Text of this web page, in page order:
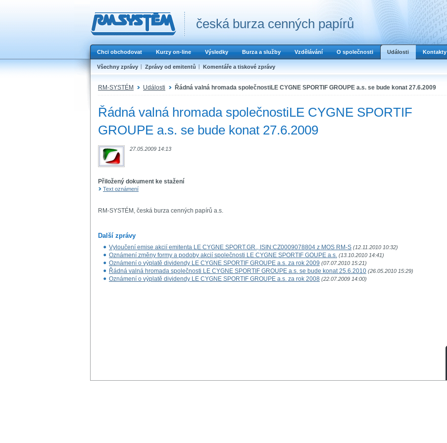
česká burza cenných papírů
Chci obchodovat Kurzy on-line Výsledky Burza a služby Vzdělávání O společnosti Události Kontakty
Všechny zprávy Zprávy od emitentů Komentáře a tiskové zprávy
RM-SYSTÉM Události Řádná valná hromada společnostiLE CYGNE SPORTIF GROUPE a.s. se bude konat 27.6.2009
Řádná valná hromada společnostiLE CYGNE SPORTIF
GROUPE a.s. se bude konat 27.6.2009
27.05.2009 14:13
Přiložený dokument ke stažení
Text oznámení
RM-SYSTÉM, česká burza cenných papírů a.s.
Další zprávy
Vyloučení emise akcií emitenta LE CYGNE SPORT.GR., ISIN:CZ0009078804 z MOS RM-S (12.11.2010 10:32)
Oznámení změny formy a podoby akcií společnosti LE CYGNE SPORTIF GOUPE a.s. (13.10.2010 14:41)
Oznámení o výplatě dividendy LE CYGNE SPORTIF GROUPE a.s. za rok 2009 (07.07.2010 15:21)
Řádná valná hromada společnosti LE CYGNE SPORTIF GROUPE a.s. se bude konat 25.6.2010 (26.05.2010 15:29)
Oznámení o výplatě dividendy LE CYGNE SPORTIF GROUPE a.s. za rok 2008 (22.07.2009 14:00)